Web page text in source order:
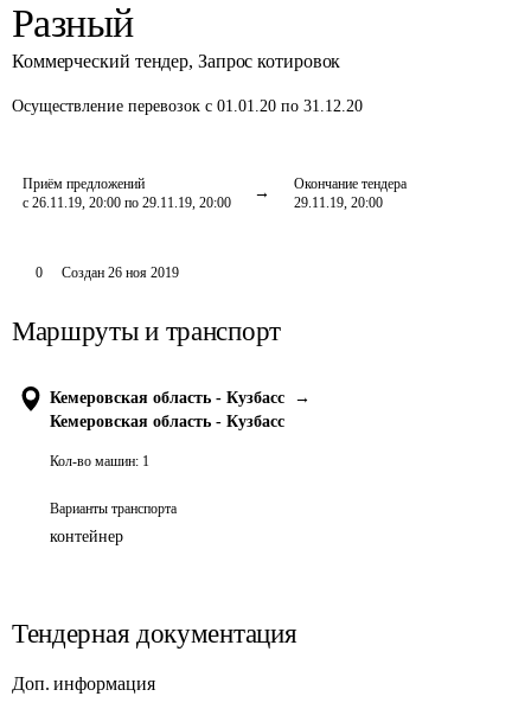
Разный
Коммерческий тендер, Запрос котировок
Осуществление перевозок с 01.01.20 по 31.12.20
Приём предложений
с 26.11.19, 20:00 по 29.11.19, 20:00
Окончание тендера
29.11.19, 20:00
0 Создан 26 ноя 2019
Маршруты и транспорт
Кемеровская область - Кузбасс
→
Кемеровская область - Кузбасс
Кол-во машин: 1
Варианты транспорта
контейнер
Тендерная документация
Доп. информация